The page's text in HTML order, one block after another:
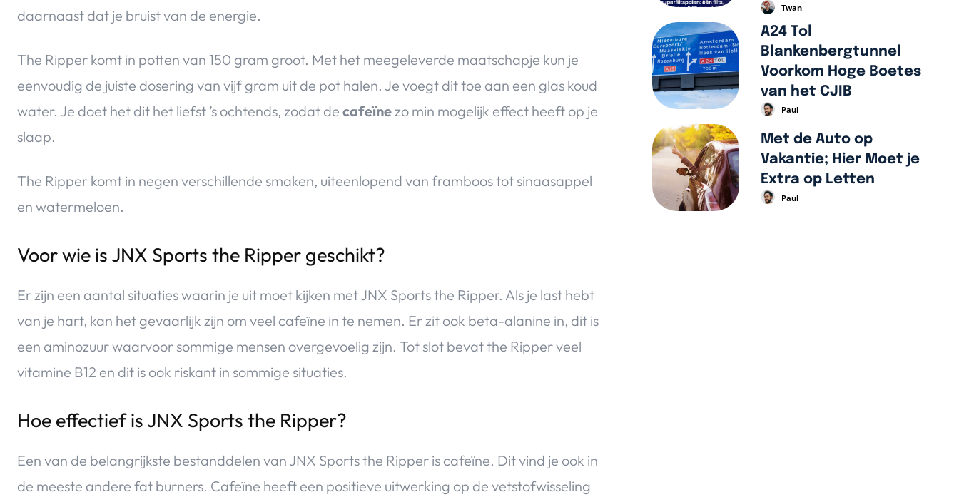
daarnaast dat je bruist van de energie.
The Ripper komt in potten van 150 gram groot. Met het meegeleverde maatschapje kun je
eenvoudig de juiste dosering van vijf gram uit de pot halen. Je voegt dit toe aan een glas koud
water. Je doet het dit het liefst ’s ochtends, zodat de cafeïnezo min mogelijk effect heeft op je
slaap.
The Ripper komt in negen verschillende smaken, uiteenlopend van framboos tot sinaasappel
en watermeloen.
Voor wie is JNX Sports the Ripper geschikt?
Er zijn een aantal situaties waarin je uit moet kijken met JNX Sports the Ripper. Als je last hebt
van je hart, kan het gevaarlijk zijn om veel cafeïne in te nemen. Er zit ook beta-alanine in, dit is
een aminozuur waarvoor sommige mensen overgevoelig zijn. Tot slot bevat the Ripper veel
vitamine B12 en dit is ook riskant in sommige situaties.
Hoe effectief is JNX Sports the Ripper?
Een van de belangrijkste bestanddelen van JNX Sports the Ripper is cafeïne. Dit vind je ook in
de meeste andere fat burners. Cafeïne heeft een positieve uitwerking op de vetstofwisseling
Twan
A24 Tol
Blankenbergtunnel
Voorkom Hoge Boetes
van het CJIB
Paul
Met de Auto op
Vakantie; Hier Moet je
Extra op Letten
Paul